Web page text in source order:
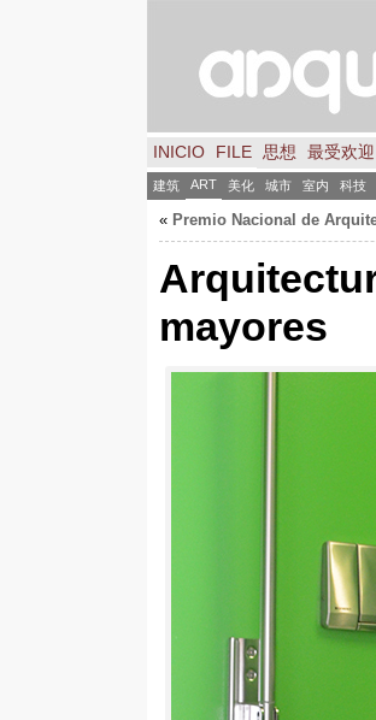
INICIO FILE 思想 最受欢迎
建筑 ART 美化 城市 室内 科技
« Premio Nacional de
mayores